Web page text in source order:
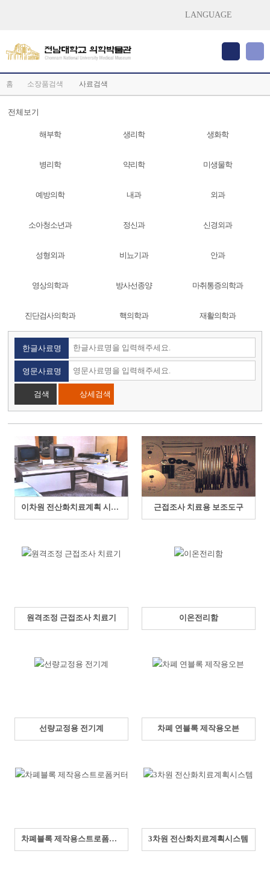
LANGUAGE
홈 소장품검색 사료검색
전체보기
해부학 생리학 생화학
병리학 약리학 미생물학
예방의학 내과 외과
소아청소년과 정신과 신경외과
성형외과 비뇨기과 안과
영상의학과 방사선종양 마취통증의학과
진단검사의학과 핵의학과 재활의학과
한글사료명
영문사료명
상세검색
이차원 전산화치료계획 시스템 근접조사 치료용 보조도구
원격조정 근접조사 치료기 이온전리함
선량교정용 전기계 차폐 연블록 제작용오븐
차폐블록 제작용스트로폼커터 3차원 전산화치료계획시스템